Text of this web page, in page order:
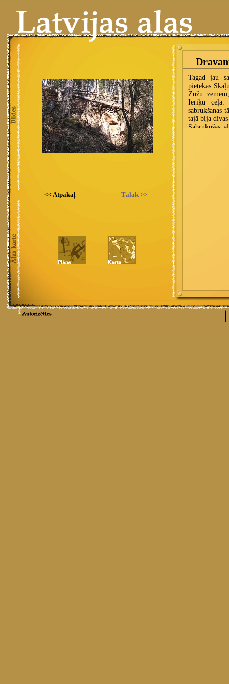
<< Atpakaļ Tālāk >>